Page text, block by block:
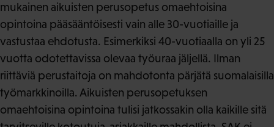
mukainen aikuisten perusopetus omaehtoisina
opintoina pääsääntöisesti vain alle 30-vuotiaille ja
vastustaa ehdotusta. Esimerkiksi 40-vuotiaalla on yli 25
vuotta odotettavissa olevaa työuraa jäljellä. Ilman
riittäviä perustaitoja on mahdotonta pärjätä suomalaisilla
työmarkkinoilla. Aikuisten perusopetuksen
omaehtoisina opintoina tulisi jatkossakin olla kaikille sitä